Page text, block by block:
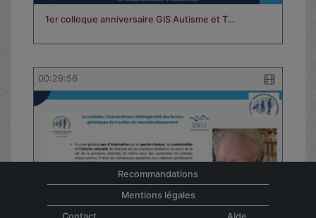
1er colloque anniversaire GIS Autisme et T…
00:29:56
Recommandations
Mentions légales